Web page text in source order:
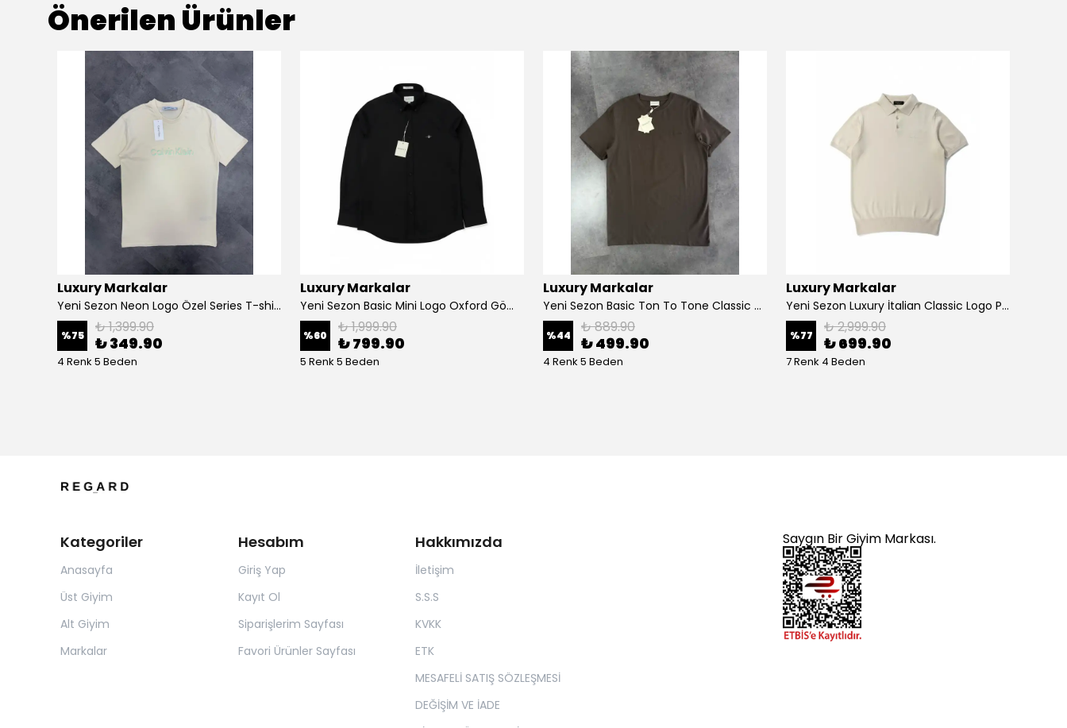
Önerilen Ürünler
Luxury Markalar
Yeni Sezon Neon Logo Özel Series T-shirt
%75 ₺ 1,399.90
₺ 349.90
4 Renk 5 Beden
Luxury Markalar
Yeni Sezon Basic Mini Logo Oxford Gömlek
%60 ₺ 1,999.90
₺ 799.90
5 Renk 5 Beden
Luxury Markalar
Yeni Sezon Basic Ton To Tone Classic T-shirt
%44 ₺ 889.90
₺ 499.90
4 Renk 5 Beden
Luxury Markalar
Yeni Sezon Luxury İtalian Classic Logo Polo Yaka Triko
%77 ₺ 2,999.90
₺ 699.90
7 Renk 4 Beden
Kategoriler
Anasayfa
Üst Giyim
Alt Giyim
Markalar
Hesabım
Giriş Yap
Kayıt Ol
Siparişlerim Sayfası
Favori Ürünler Sayfası
Hakkımızda
İletişim
S.S.S
KVKK
ETK
MESAFELİ SATIŞ SÖZLEŞMESİ
DEĞİŞİM VE İADE
Saygın Bir Giyim Markası.